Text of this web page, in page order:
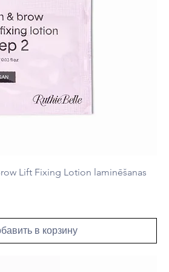
Lift Fixing Lotion laminēšanas
в корзину